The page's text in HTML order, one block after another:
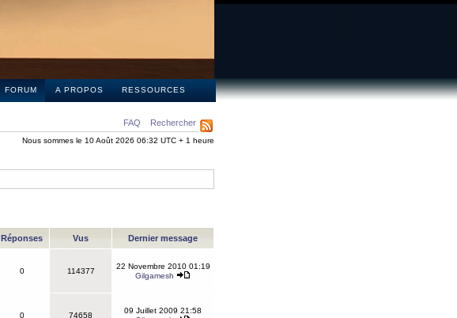
FORUM A PROPOS RESSOURCES
FAQ Rechercher
Nous sommes le 10 Août 2026 06:32 UTC + 1 heure
Réponses Vus Dernier message
0 114377
22 Novembre 2010 01:19
Gilgamesh
0 74658
09 Juillet 2009 21:58